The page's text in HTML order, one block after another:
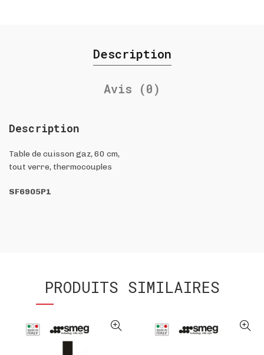
Description
Avis (0)
Description
Table de cuisson gaz, 60 cm,
tout verre, thermocouples
SF6905P1
PRODUITS SIMILAIRES